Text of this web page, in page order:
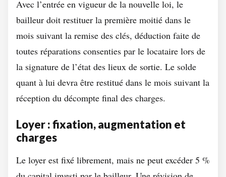
Avec l’entrée en vigueur de la nouvelle loi, le
bailleur doit restituer la première moitié dans le
mois suivant la remise des clés, déduction faite de
toutes réparations consenties par le locataire lors de
la signature de l’état des lieux de sortie. Le solde
quant à lui devra être restitué dans le mois suivant la
réception du décompte final des charges.
Loyer : fixation, augmentation et
charges
Le loyer est fixé librement, mais ne peut excéder 5 %